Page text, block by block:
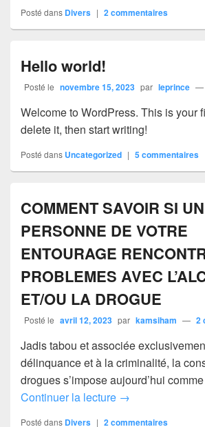
Posté dans Divers | 2commentaires
Hello world!
Posté le novembre 15, 2023 par leprince —
Welcome to WordPress. This is your
delete it, then start writing!
Posté dans Uncategorized | 5commentaires
COMMENT SAVOIR SI
PERSONNE DE VOTRE
ENTOURAGE
PROBLEMES AVEC
ET/OU LA DROGUE
Posté le avril 12, 2023 par kamsiham — 2
Jadis tabou et associée
délinquance et à la criminalité, la
drogues s’impose aujourd’hui
Continuer la lecture COMMENT
→
Posté dans Divers | 2commentaires